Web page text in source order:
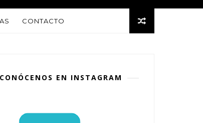
CONTACTO
CONÓCENOS EN INSTAGRAM